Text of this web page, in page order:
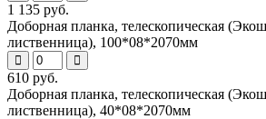
1 135 руб.
Доборная планка, телескопическая
лиственница), 100*08*2070мм
610 руб.
Доборная планка, телескопическая
лиственница), 40*08*2070мм